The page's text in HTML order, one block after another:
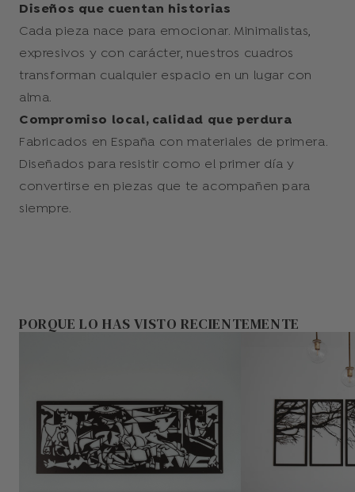
Diseños que cuentan historias
Cada pieza nace para emocionar. Minimalistas,
expresivos y con carácter, nuestros cuadros
transforman cualquier espacio en un lugar con
alma.
Compromiso local, calidad que perdura
Fabricados en España con materiales de primera.
Diseñados para resistir como el primer día y
convertirse en piezas que te acompañen para
siempre.
PORQUE LO HAS VISTO RECIENTEMENTE